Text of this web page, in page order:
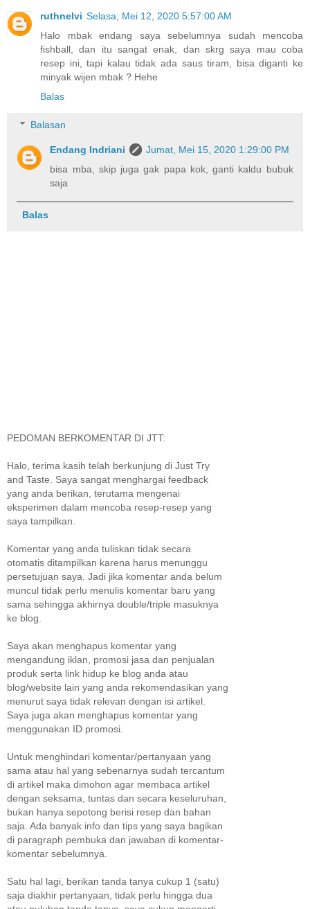
ruthnelvi Selasa, Mei 12, 2020 5:57:00 AM
Halo mbak endang saya sebelumnya sudah mencoba
fishball, dan itu sangat enak, dan skrg saya mau coba
resep ini, tapi kalau tidak ada saus tiram, bisa diganti ke
minyak wijen mbak ? Hehe
Balas
Balasan
Endang Indriani
Jumat, Mei 15, 2020 1:29:00 PM
bisa mba, skip juga gak papa kok, ganti kaldu bubuk
saja
Balas
PEDOMAN BERKOMENTAR DI JTT:
Halo, terima kasih telah berkunjung di Just Try
and Taste. Saya sangat menghargai feedback
yang anda berikan, terutama mengenai
eksperimen dalam mencoba resep-resep yang
saya tampilkan.
Komentar yang anda tuliskan tidak secara
otomatis ditampilkan karena harus menunggu
persetujuan saya. Jadi jika komentar anda belum
muncul tidak perlu menulis komentar baru yang
sama sehingga akhirnya double/triple masuknya
ke blog.
Saya akan menghapus komentar yang
mengandung iklan, promosi jasa dan penjualan
produk serta link hidup ke blog anda atau
blog/website lain yang anda rekomendasikan yang
menurut saya tidak relevan dengan isi artikel.
Saya juga akan menghapus komentar yang
menggunakan ID promosi.
Untuk menghindari komentar/pertanyaan yang
sama atau hal yang sebenarnya sudah tercantum
di artikel maka dimohon agar membaca artikel
dengan seksama, tuntas dan secara keseluruhan,
bukan hanya sepotong berisi resep dan bahan
saja. Ada banyak info dan tips yang saya bagikan
di paragraph pembuka dan jawaban di komentar-
komentar sebelumnya.
Satu hal lagi, berikan tanda tanya cukup 1 (satu)
saja diakhir pertanyaan, tidak perlu hingga dua